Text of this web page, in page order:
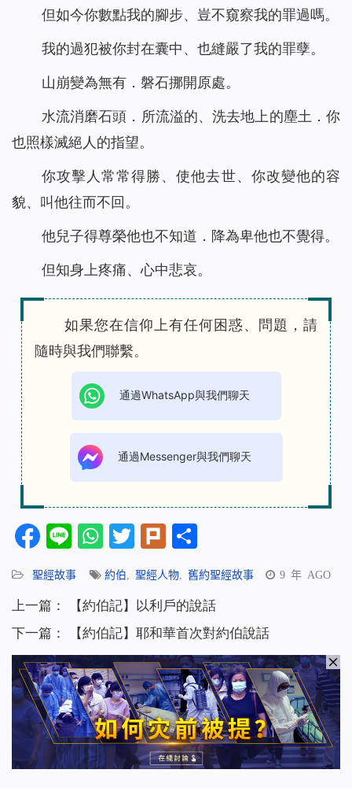
但如今你數點我的腳步、豈不窺察我的罪過嗎。
我的過犯被你封在囊中、也縫嚴了我的罪孽。
山崩變為無有．磐石挪開原處。
水流消磨石頭．所流溢的、洗去地上的塵土．你
也照樣滅絕人的指望。
你攻擊人常常得勝、使他去世、你改變他的容
貌、叫他往而不回。
他兒子得尊榮他也不知道．降為卑他也不覺得。
但知身上疼痛、心中悲哀。
如果您在信仰上有任何困惑、問題，請
隨時與我們聯繫。
通過WhatsApp與我們聊天
通過Messenger與我們聊天
Facebook
LineWhatsApp
Twitter
Plurk
享
聖經故事 約伯 聖經人物 舊約聖經故事 9 年 AGO
上一篇：
【約伯記】以利戶的說話
下一篇：
【約伯記】耶和華首次對約伯說話